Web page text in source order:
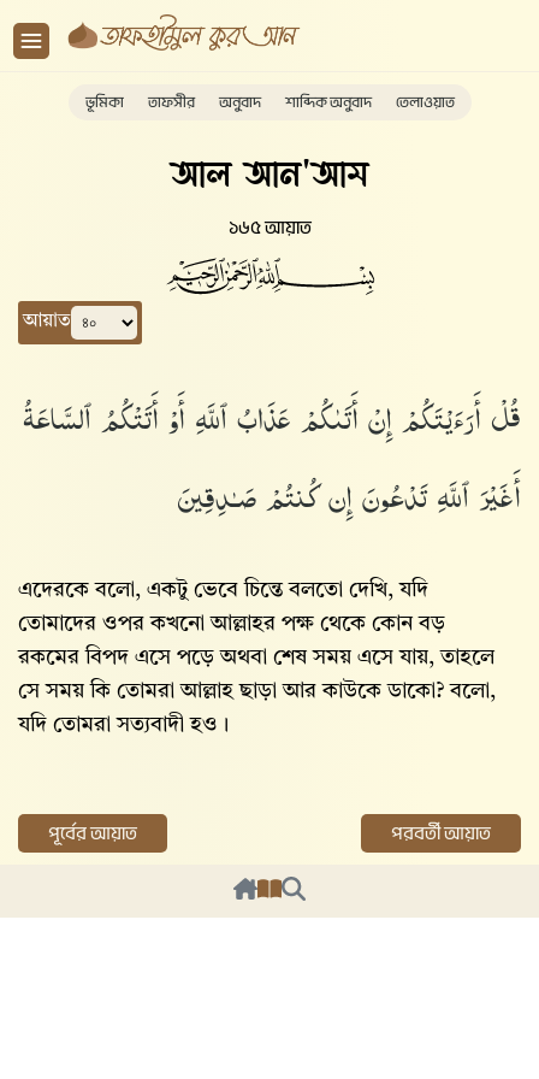
ভূমিকা তাফসীর অনুবাদ শাব্দিক অনুবাদ তেলাওয়াত
আল আন'আম
১৬৫ আয়াত
আয়াত
قُلْ أَرَءَيْتَكُمْ إِنْ أَتَىٰكُمْ عَذَابُ ٱللَّهِ أَوْ أَتَتْكُمُ ٱلسَّاعَةُ
أَغَيْرَ ٱللَّهِ تَدْعُونَ إِن كُنتُمْ صَـٰدِقِينَ
এদেরকে বলো, একটু ভেবে চিন্তে বলতো দেখি, যদি
তোমাদের ওপর কখনো আল্লাহর পক্ষ থেকে কোন বড়
রকমের বিপদ এসে পড়ে অথবা শেষ সময় এসে যায়, তাহলে
সে সময় কি তোমরা আল্লাহ‌ ছাড়া আর কাউকে ডাকো? বলো,
যদি তোমরা সত্যবাদী হও।
পূর্বের আয়াত পরবর্তী আয়াত